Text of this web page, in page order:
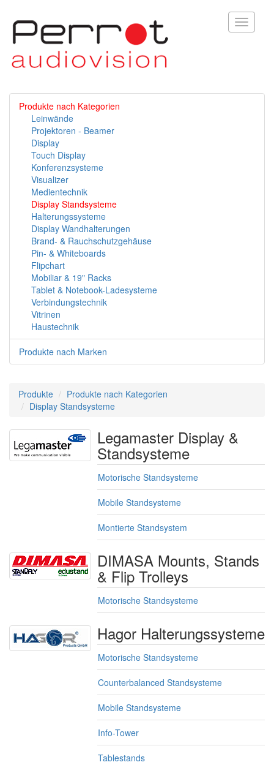
Toggle
Produkte nach Kategorien
Leinwände
Projektoren - Beamer
Display
Touch Display
Konferenzsysteme
Visualizer
Medientechnik
Display Standsysteme
Halterungssysteme
Display Wandhalterungen
Brand- & Rauchschutzgehäuse
Pin- & Whiteboards
Flipchart
Mobiliar & 19" Racks
Tablet & Notebook-Ladesysteme
Verbindungstechnik
Vitrinen
Haustechnik
Produkte nach Marken
Produkte
Produkte nach Kategorien
Display Standsysteme
Legamaster Display &
Standsysteme
Motorische Standsysteme
Mobile Standsysteme
Montierte Standsystem
DIMASA Mounts, Stands
& Flip Trolleys
Motorische Standsysteme
Hagor Halterungssysteme
Motorische Standsysteme
Counterbalanced Standsysteme
Mobile Standsysteme
Info-Tower
Tablestands